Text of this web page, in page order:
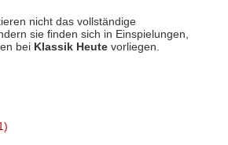
nicht das vollständige
sie finden sich in Einspielungen,
bei Klassik Heutevorliegen.